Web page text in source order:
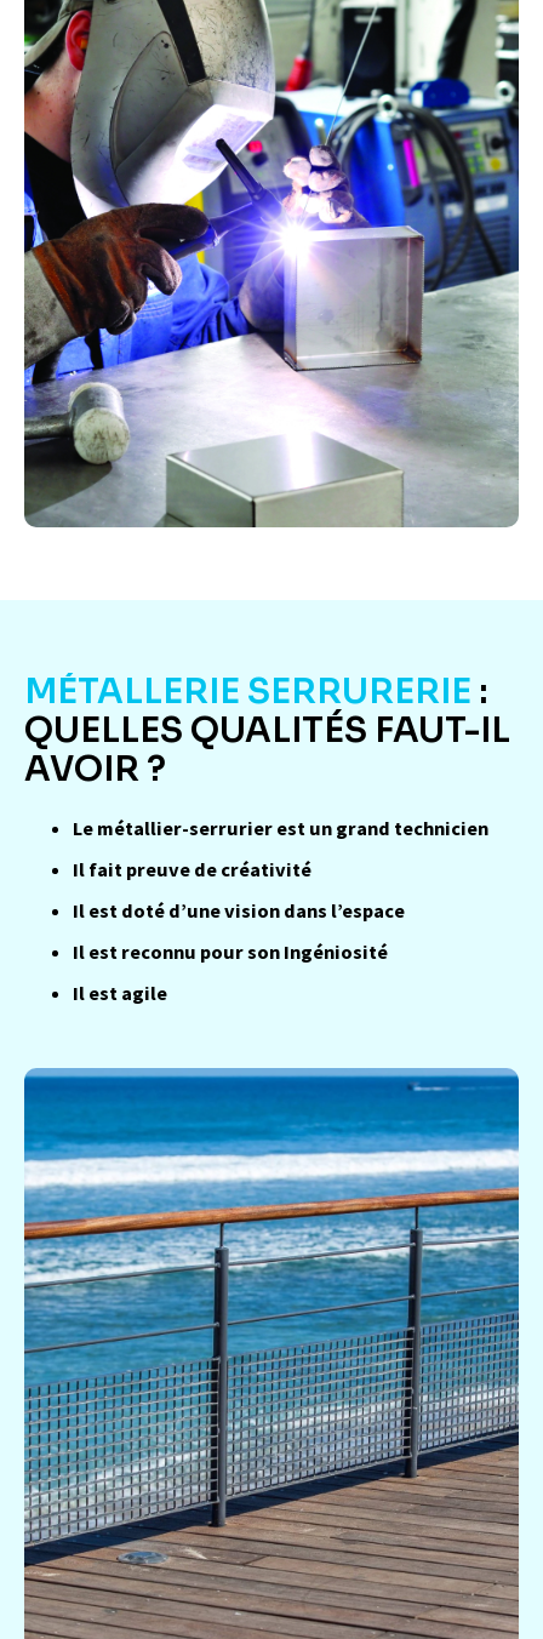
MÉTALLERIE SERRURERIE :
QUELLES QUALITÉS FAUT-IL
AVOIR ?
Le métallier-serrurier est un grand technicien
Il fait preuve de créativité
Il est doté d’une vision dans l’espace
Il est reconnu pour son Ingéniosité
Il est agile